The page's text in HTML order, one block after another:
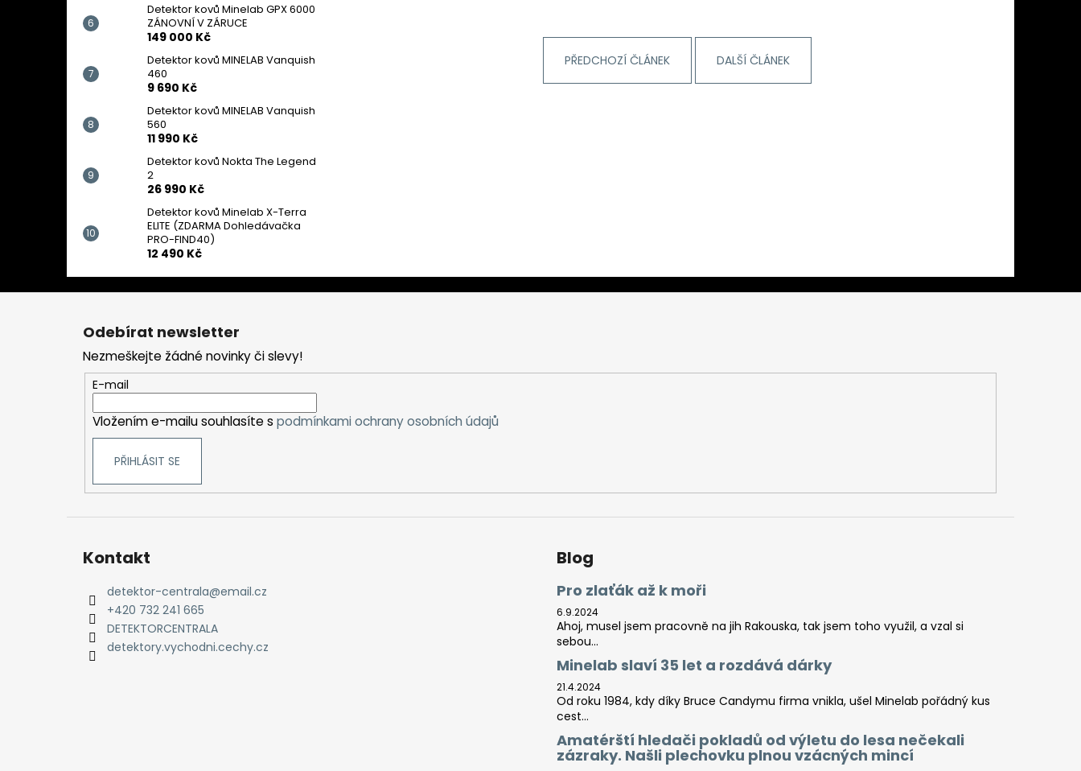
Detektor kovů Minelab GPX 6000
ZÁNOVNÍ V ZÁRUCE
149 000 Kč
Detektor kovů MINELAB Vanquish
460
9 690 Kč
Detektor kovů MINELAB Vanquish
560
11 990 Kč
Detektor kovů Nokta The Legend
2
26 990 Kč
Detektor kovů Minelab X-Terra
ELITE (ZDARMA Dohledávačka
PRO-FIND40)
12 490 Kč
PŘEDCHOZÍ ČLÁNEK DALŠÍ ČLÁNEK
Z
Odebírat newsletter
Nezmeškejte žádné novinky či slevy!
E-mail
Vložením e-mailu souhlasíte s podmínkami ochrany osobních údajů
PŘIHLÁSIT SE
Kontakt
detektor-centrala@email.cz
+420 732 241 665
DETEKTORCENTRALA
detektory.vychodni.cechy.cz
Blog
Pro zlaťák až k moři
6.9.2024
Ahoj, musel jsem pracovně na jih Rakouska, tak jsem toho využil, a vzal si
sebou...
Minelab slaví 35 let a rozdává dárky
21.4.2024
Od roku 1984, kdy díky Bruce Candymu firma vnikla, ušel Minelab pořádný kus
cest...
Amatérští hledači pokladů od výletu do lesa nečekali
zázraky. Našli plechovku plnou vzácných mincí